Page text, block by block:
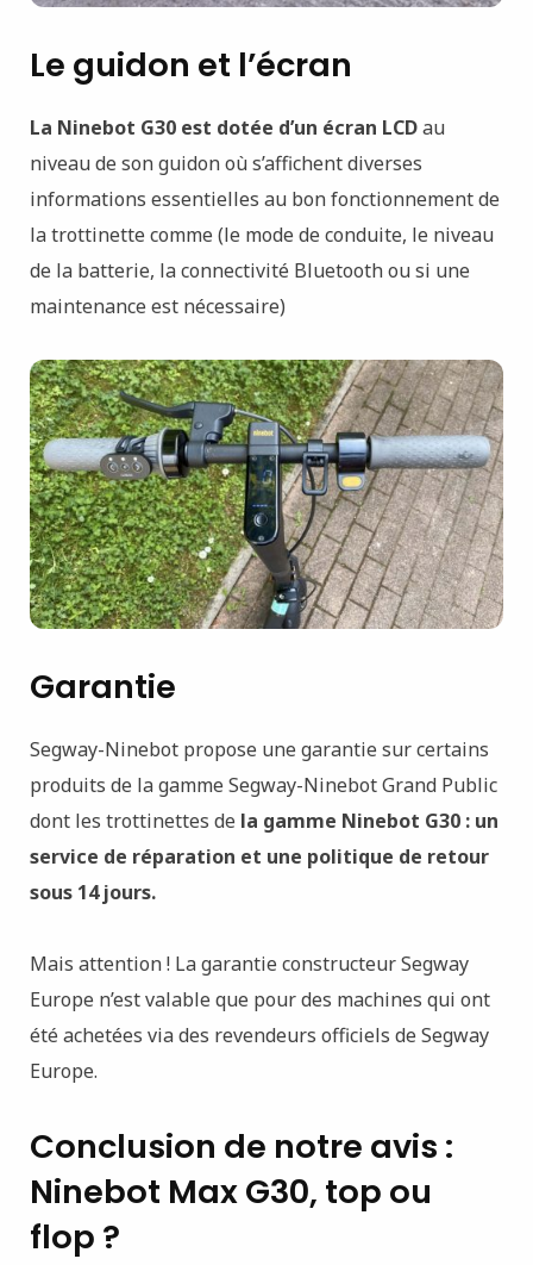
Le guidon et l’écran
La Ninebot G30 est dotée d’un écran LCDau
niveau de son guidon où s’affichent diverses
informations essentielles au bon fonctionnement de
la trottinette comme (le mode de conduite, le niveau
de la batterie, la connectivité Bluetooth ou si une
maintenance est nécessaire)
Garantie
Segway-Ninebot propose une garantie sur certains
produits de la gamme Segway-Ninebot Grand Public
dont les trottinettes de la gamme Ninebot G30 : un
service de réparation et une politique de retour
sous 14 jours.
Mais attention ! La garantie constructeur Segway
Europe n’est valable que pour des machines qui ont
été achetées via des revendeurs officiels de Segway
Europe.
Conclusion de notre avis :
Ninebot Max G30, top ou
flop ?